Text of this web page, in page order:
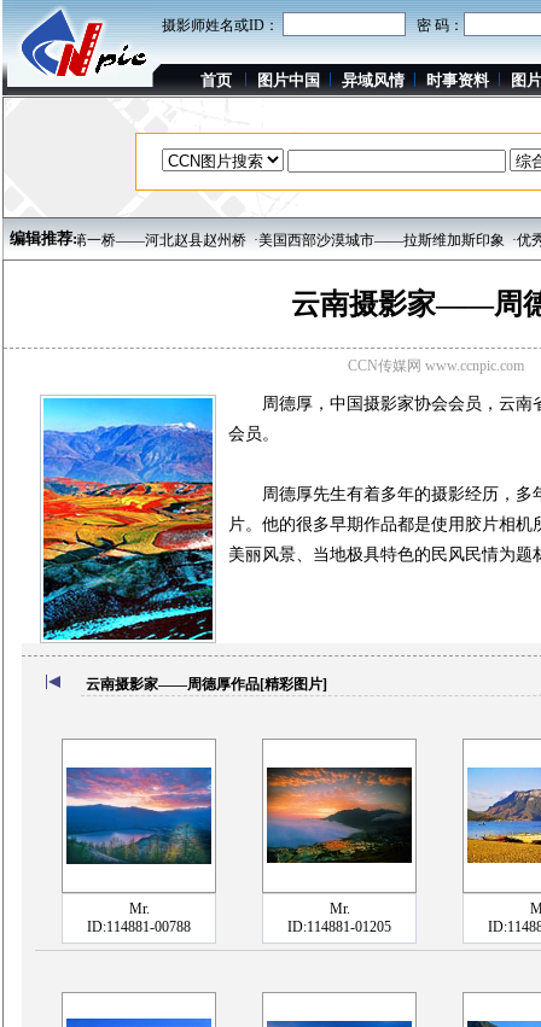
摄影师姓名或ID： 密 码：
首页 图片中国 异域风情 时事资料 图
编辑推荐:
·天下第一桥——河北赵县赵州桥 ·美国西部沙漠城市——拉斯维加斯印象 ·优秀影
云南摄影家——周
CCN传媒网 www.ccnpic.com
周德厚，中国摄影家协会会员，云南
会员。
周德厚先生有着多年的摄影经历，多
片。他的很多早期作品都是使用胶片相
美丽风景、当地极具特色的民风民情为题
云南摄影家——周德厚作品[精彩图片]
Mr.
ID:114881-00788
Mr.
ID:114881-01205